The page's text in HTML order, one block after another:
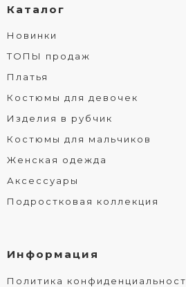
Каталог
Новинки
ТОПЫ продаж
Платья
Костюмы для девочек
Изделия в рубчик
Костюмы для мальчиков
Женская одежда
Аксессуары
Подростковая коллекция
Информация
Политика